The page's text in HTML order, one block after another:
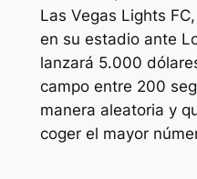
Las Vegas Lights
en su estadio ante
lanzará 5.000
campo entre 200
manera aleatoria y
coger el mayor